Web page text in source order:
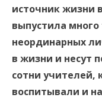
источник жизни
выпустила
неординарных
в жизни и несут
сотни учителей,
воспитывали и